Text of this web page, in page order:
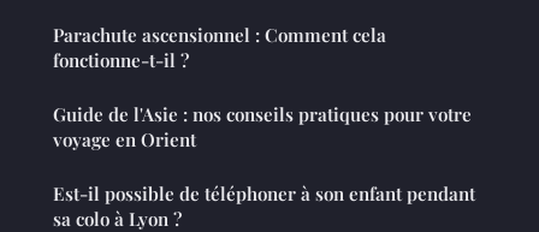
Parachute ascensionnel : Comment cela
fonctionne-t-il ?
Guide de l'Asie : nos conseils pratiques pour votre
voyage en Orient
Est-il possible de téléphoner à son enfant pendant
sa colo à Lyon ?